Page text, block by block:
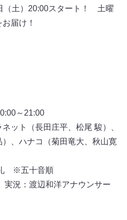
（土）20:00スタート！ 土曜
お届け！
～21:00
ット（長田庄平、松尾 駿）、
、ハナコ（菊田竜大、秋山寛
礼 ※五十音順
実況：渡辺和洋アナウンサー